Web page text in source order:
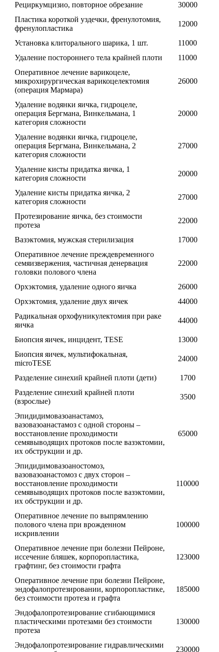
Рециркумцизио, повторное обрезание
30000
Пластика короткой уздечки, френулотомия,
френулопластика
12000
Установка клиторального шарика, 1 шт.
11000
Удаление постороннего тела крайней плоти
11000
Оперативное лечение варикоцеле,
микрохирургическая варикоцелектомия
(операция Мармара)
26000
Удаление водянки яичка, гидроцеле,
операция Бергмана, Винкельмана, 1
категория сложности
20000
Удаление водянки яичка, гидроцеле,
операция Бергмана, Винкельмана, 2
категория сложности
27000
Удаление кисты придатка яичка, 1
категория сложности
20000
Удаление кисты придатка яичка, 2
категория сложности
27000
Протезирование яичка, без стоимости
протеза
22000
Вазэктомия, мужская стерилизация
17000
Оперативное лечение преждевременного
семяизвержения, частичная денервация
головки полового члена
22000
Орхэктомия, удаление одного яичка
26000
Орхэктомия, удаление двух яичек
44000
Радикальная орхофуникулектомия при раке
яичка
44000
Биопсия яичек, инцидент, TESE
13000
Биопсия яичек, мультифокальная,
microTESE
24000
Разделение синехий крайней плоти (дети)
1700
Разделение синехий крайней плоти
(взрослые)
3500
Эпидидимовазоанастамоз,
вазовазоанастамоз с одной стороны –
восстановление проходимости
семявыводящих протоков после вазэктомии,
их обструкции и др.
65000
Эпидидимовазоаностомоз,
вазовазоанастомоз с двух сторон –
восстановление проходимости
семявыводящих протоков после вазэктомии,
их обструкции и др.
110000
Оперативное лечение по выпрямлению
полового члена при врожденном
искривлении
100000
Оперативное лечение при болезни Пейроне,
иссечение бляшек, корпоропластика,
графтинг, без стоимости графта
123000
Оперативное лечение при болезни Пейроне,
эндофалопротезировании, корпоропластике,
без стоимости протеза и графта
185000
Эндофалопротезирование сгибающимися
пластическими протезами без стоимости
протеза
130000
Эндофалопротезирование гидравлическими
230000